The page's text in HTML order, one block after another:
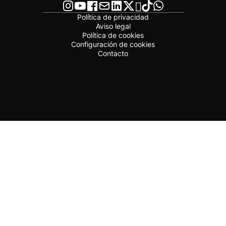
Política de privacidad
Aviso legal
Política de cookies
Configuración de cookies
Contacto